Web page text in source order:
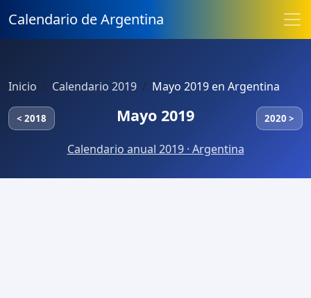
Calendario de Argentina
Inicio Calendario 2019 Mayo 2019 en Argentina
< 2018 Mayo 2019 2020 >
Calendario anual 2019 · Argentina